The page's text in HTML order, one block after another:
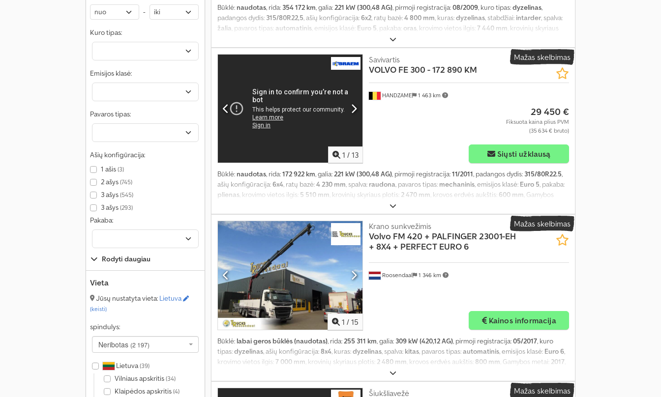
-
Kuro tipas:
Emisijos klasė:
Pavaros tipas:
Ašių konfigūracija:
1 ašis(3)
2 ašys(745)
3 ašys(545)
3 ašys(293)
Pakaba:
Rodyti daugiau
Vieta
Jūsų nustatyta vieta: Lietuva
(keisti)
spindulys:
Neribotas (2 197)
Lietuva(39)
Vilniaus apskritis(34)
Klaipėdos apskritis(4)
Būklė: naudotas, rida: 354 172 km, galia:221 kW (300,48 AG), pirmoji registracija:08/2009, kuro tipas:dyzelinas,
padangos dydis: 315/80R22,5, ašių konfigūracija:6x2, ratų bazė:4 800 mm, kuras:dyzelinas, stabdžiai: intarder, spalva:
žalia, pavaros tipas: automatinis, emisijos klasė: Euro 5, pakaba: oras, krovimo vietos ilgis:7 440 mm, krovinių skyriaus
, Gamybos metai:
keltuvas, oro kondicionavimas,
Mažas skelbimas
1 / 13
HANDZAME 1 463 km
Savivartis
VOLVO FE 300 - 172 890 KM
29 450 €
Fiksuota kaina plius PVM
(35 634 € bruto)
Siųsti užklausą
Būklė: naudotas, rida:172 922 km, galia:221 kW (300,48 AG), pirmoji registracija:11/2011, padangos dydis: 315/80R22.5,
ašių konfigūracija:6x4, ratų bazė:4 230 mm, spalva: raudona, pavaros tipas: mechaninis, emisijos klasė: Euro 5, pakaba:
plienas, krovimo vietos ilgis: 5 510 mm, krovinių skyriaus plotis: 2 470 mm, krovos erdvės aukštis: 600 mm, Gamybos
Mažas skelbimas
1 / 15
Roosendaal 1 346 km
Krano sunkvežimis
Volvo FM 420 + PALFINGER 23001-EH
+ 8X4 + PERFECT EURO 6
Kainos informacija
Būklė: labai geros būklės (naudotas), rida: 255 311 km, galia: 309 kW (420,12 AG), pirmoji registracija:05/2017, kuro
tipas:dyzelinas , ašių konfigūracija:8x4 , kuras:dyzelinas , spalva: kitas , pavaros tipas:automatinis , emisijos klasė: Euro 6
krovimo vietos ilgis:7 000 mm , krovinių skyriaus plotis: 2 480 mm , krovos erdvės aukštis: 800 mm , Gamybos metai: 2017
Mažas skelbimas
Šiukšliavežė